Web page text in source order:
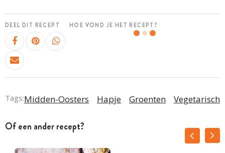
DEEL DIT RECEPT HOE VOND JE HET RECEPT?
Tags:Midden-Oosters Hapje Groenten Vegetarisch
Of een ander recept?